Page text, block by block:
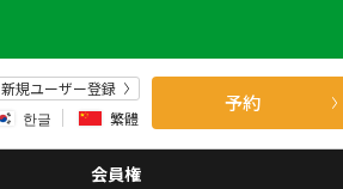
新規ユーザー登録
한글 繁體
予約
会員権